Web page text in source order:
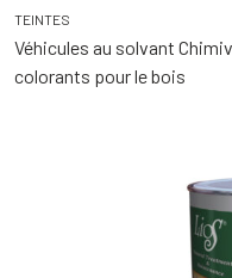
TEINTES
Véhicules au solvant
colorants pour le bois